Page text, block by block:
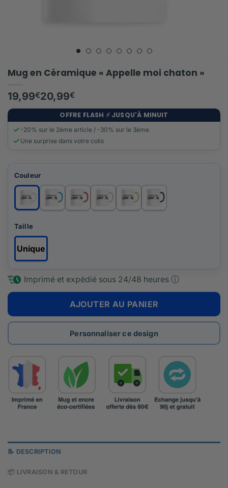
Mug en Céramique « Appelle moi chaton »
19,99€20,99€
OFFRE FLASH ⚡️ JUSQU'À MINUIT
-20% sur le 2ème article / -30% sur le 3ème
Une surprise dans votre colis
Couleur
Taille
Unique
Imprimé et expédié sous 24/48 heures ⓘ
AJOUTER AU PANIER
Personnaliser ce design
📝 DESCRIPTION
📦 LIVRAISON & RETOUR